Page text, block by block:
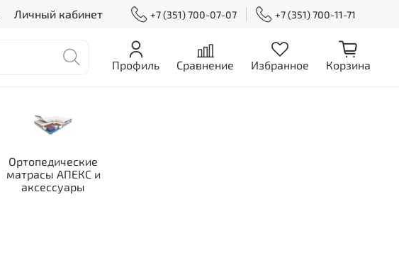
Личный кабинет +7 (351) 700-07-07 +7 (351) 700-11-71
Профиль Сравнение Избранное Корзина
Ортопедические
матрасы АПЕКС и
аксессуары